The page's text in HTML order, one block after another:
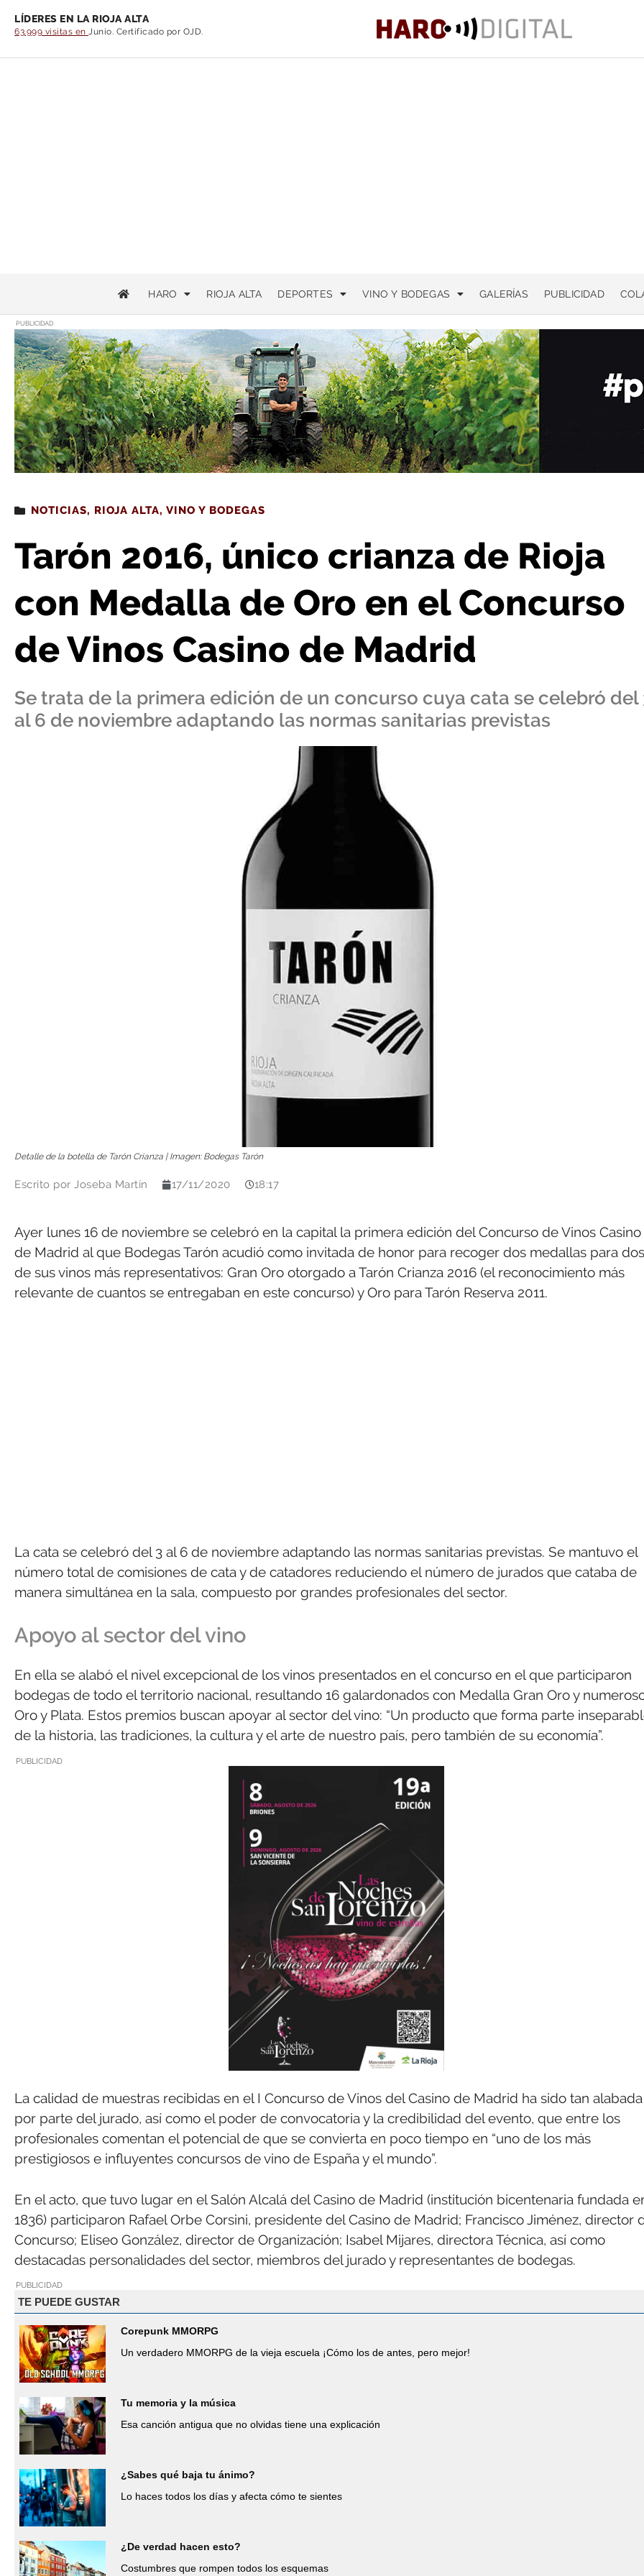
LÍDERES EN LA RIOJA ALTA
63.999 visitas en Junio. Certificado por OJD.
HARO RIOJA ALTA DEPORTES VINO Y BODEGAS GALERÍAS PUBLICIDAD
PUBLICIDAD
Estás leyendo: Tarón 2016, único crianza de Rioja con Medalla de Oro en el Concurso de Vinos Casino de Madrid
NOTICIAS, RIOJA ALTA, VINO Y BODEGAS
Tarón 2016, único crianza de Rioja
con Medalla de Oro en el Concurso
de Vinos Casino de Madrid
Se trata de la primera edición de un concurso cuya cata se celebró del
al 6 de noviembre adaptando las normas sanitarias previstas
Detalle de la botella de Tarón Crianza | Imagen: Bodegas Tarón
Escrito por Joseba Martín 17/11/2020 18:17
Ayer lunes 16 de noviembre se celebró en la capital la primera edición del Concurso de Vinos Casino
de Madrid al que Bodegas Tarón acudió como invitada de honor para recoger dos medallas para dos
de sus vinos más representativos: Gran Oro otorgado a Tarón Crianza 2016 (el reconocimiento más
relevante de cuantos se entregaban en este concurso) y Oro para Tarón Reserva 2011.
La cata se celebró del 3 al 6 de noviembre adaptando las normas sanitarias previstas. Se mantuvo el
número total de comisiones de cata y de catadores reduciendo el número de jurados que cataba de
manera simultánea en la sala, compuesto por grandes profesionales del sector.
Apoyo al sector del vino
En ella se alabó el nivel excepcional de los vinos presentados en el concurso en el que participaron
bodegas de todo el territorio nacional, resultando 16 galardonados con Medalla Gran Oro y
Oro y Plata. Estos premios buscan apoyar al sector del vino: “Un producto que forma parte
de la historia, las tradiciones, la cultura y el arte de nuestro país, pero también de su economía”.
PUBLICIDAD
La calidad de muestras recibidas en el I Concurso de Vinos del Casino de Madrid ha sido tan alabada
por parte del jurado, así como el poder de convocatoria y la credibilidad del evento, que entre los
profesionales comentan el potencial de que se convierta en poco tiempo en “uno de los más
prestigiosos e influyentes concursos de vino de España y el mundo”.
En el acto, que tuvo lugar en el Salón Alcalá del Casino de Madrid (institución bicentenaria fundada
1836) participaron Rafael Orbe Corsini, presidente del Casino de Madrid; Francisco Jiménez, director
Concurso; Eliseo González, director de Organización; Isabel Mijares, directora Técnica, así como
destacadas personalidades del sector, miembros del jurado y representantes de bodegas.
PUBLICIDAD
TE PUEDE GUSTAR
Corepunk MMORPG
Un verdadero MMORPG de la vieja escuela ¡Cómo los de antes, pero mejor!
Tu memoria y la música
Esa canción antigua que no olvidas tiene una explicación
¿Sabes qué baja tu ánimo?
Lo haces todos los días y afecta cómo te sientes
¿De verdad hacen esto?
Costumbres que rompen todos los esquemas